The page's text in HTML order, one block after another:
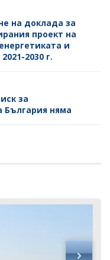
на доклада за
проект на
и
2030 г.
за
България няма